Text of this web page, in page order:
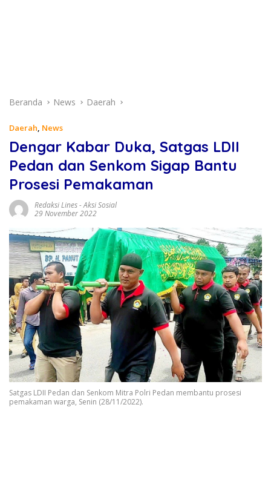
Beranda News Daerah
Daerah, News
Dengar Kabar Duka, Satgas LDII
Pedan dan Senkom Sigap Bantu
Prosesi Pemakaman
Redaksi Lines-Aksi Sosial
29 November 2022
Satgas LDII Pedan dan Senkom Mitra Polri Pedan membantu prosesi
pemakaman warga, Senin (28/11/2022).